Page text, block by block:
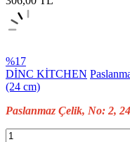
%17
DİNC KİTCHEN
(24 cm)
Paslanmaz Çelik, No: 2,